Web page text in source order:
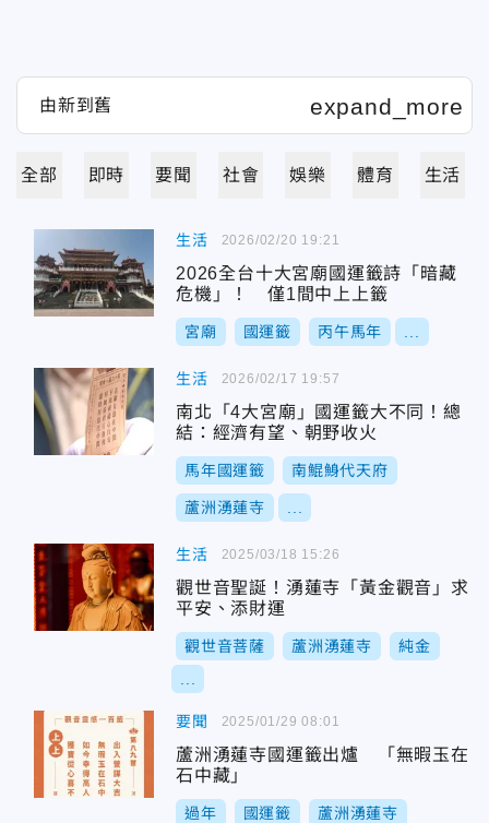
全部 即時 要聞 社會 娛樂 體育 生活
生活
2026全台十大宮廟國運籤詩「暗藏
危機」！ 僅1間中上上籤
宮廟 國運籤 丙午馬年
2026/02/20 19:21
生活
南北「4大宮廟」國運籤大不同！總
結：經濟有望、朝野收火
馬年國運籤 南鯤鯓代天府
蘆洲湧蓮寺
2026/02/17 19:57
生活
觀世音聖誕！湧蓮寺「黃金觀音」求
平安、添財運
觀世音菩薩 蘆洲湧蓮寺 純金
2025/03/18 15:26
要聞
蘆洲湧蓮寺國運籤出爐 「無暇玉在
石中藏」
過年 國運籤 蘆洲湧蓮寺
2025/01/29 08:01